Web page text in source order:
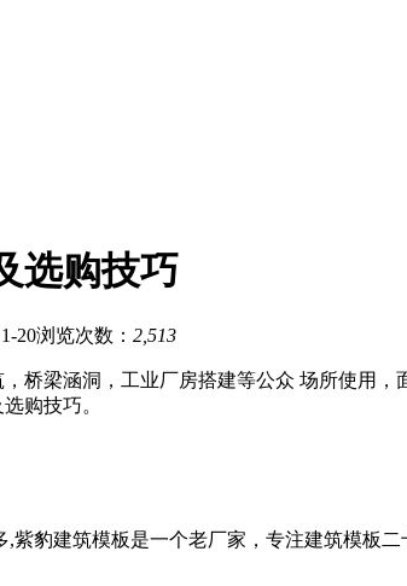
选购技巧
20浏览次数： 2,513
桥梁涵洞，工业厂房搭建等公众 场所使用
购技巧。
豹建筑模板是一个老厂家，专注建筑模板